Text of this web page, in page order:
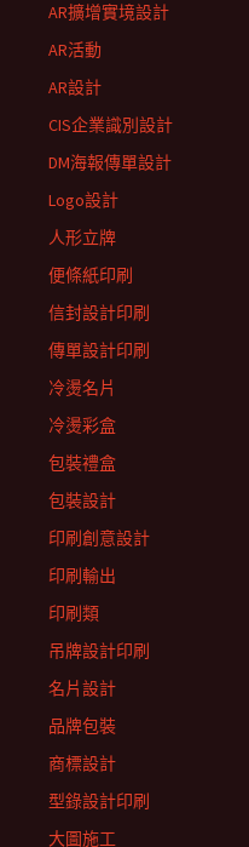
AR擴增實境設計
AR活動
AR設計
CIS企業識別設計
DM海報傳單設計
Logo設計
人形立牌
便條紙印刷
信封設計印刷
傳單設計印刷
冷燙名片
冷燙彩盒
包裝禮盒
包裝設計
印刷創意設計
印刷輸出
印刷類
吊牌設計印刷
名片設計
品牌包裝
商標設計
型錄設計印刷
大圖施工